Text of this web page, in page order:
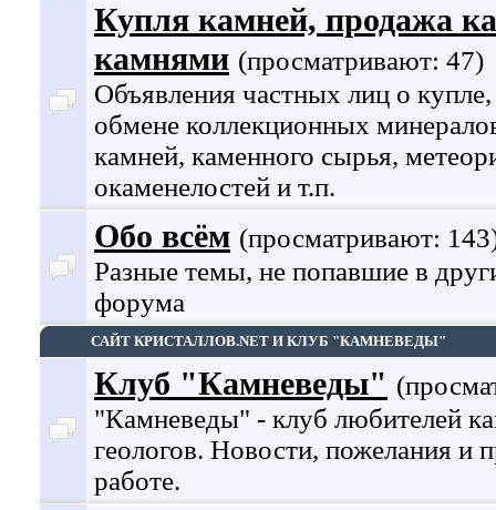
Купля камней, продажа
камнями (просматривают: 47)
Объявления частных лиц о
обмене коллекционных
камней, каменного сырья,
окаменелостей и т.п.
Обо всём (просматривают:
Разные темы, не попавшие в
форума
САЙТ КРИСТАЛЛОВ.NET И КЛУБ "КАМНЕВЕДЫ"
Клуб "Камневеды"
"Камневеды" - клуб любителей
геологов. Новости, пожелания и
работе.